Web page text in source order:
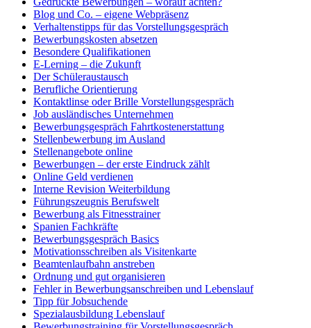
Blog und Co. – eigene Webpräsenz
Verhaltenstipps für das Vorstellungsgespräch
Bewerbungskosten absetzen
Besondere Qualifikationen
E-Lerning – die Zukunft
Der Schüleraustausch
Berufliche Orientierung
Kontaktlinse oder Brille Vorstellungsgespräch
Job ausländisches Unternehmen
Bewerbungsgespräch Fahrtkostenerstattung
Stellenbewerbung im Ausland
Stellenangebote online
Bewerbungen – der erste Eindruck zählt
Online Geld verdienen
Interne Revision Weiterbildung
Führungszeugnis Berufswelt
Bewerbung als Fitnesstrainer
Spanien Fachkräfte
Bewerbungsgespräch Basics
Motivationsschreiben als Visitenkarte
Beamtenlaufbahn anstreben
Ordnung und gut organisieren
Fehler in Bewerbungsanschreiben und Lebenslauf
Tipp für Jobsuchende
Spezialausbildung Lebenslauf